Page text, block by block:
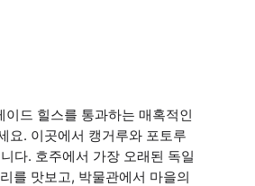
드 힐스를 통과하는 매혹적인
요. 이곳에서 캥거루와 포토루
다. 호주에서 가장 오래된 독일
를 맛보고, 박물관에서 마을의